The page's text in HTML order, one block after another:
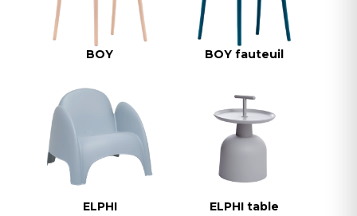
BOY BOY fauteuil
ELPHI ELPHI table